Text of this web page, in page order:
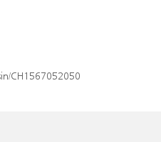
CH1567052050